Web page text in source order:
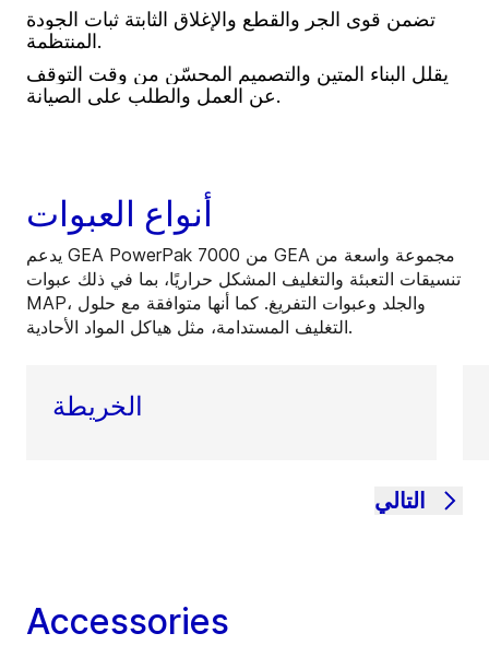
تضمن قوى الجر والقطع والإغلاق الثابتة ثبات الجودة
المنتظمة.
يقلل البناء المتين والتصميم المحسّن من وقت التوقف
عن العمل والطلب على الصيانة.
أنواع العبوات
يدعم GEA PowerPak 7000 من GEA مجموعة واسعة من
تنسيقات التعبئة والتغليف المشكل حراريًا، بما في ذلك عبوات
MAP، والجلد وعبوات التفريغ. كما أنها متوافقة مع حلول
التغليف المستدامة، مثل هياكل المواد الأحادية.
الخريطة
التالي
Accessories